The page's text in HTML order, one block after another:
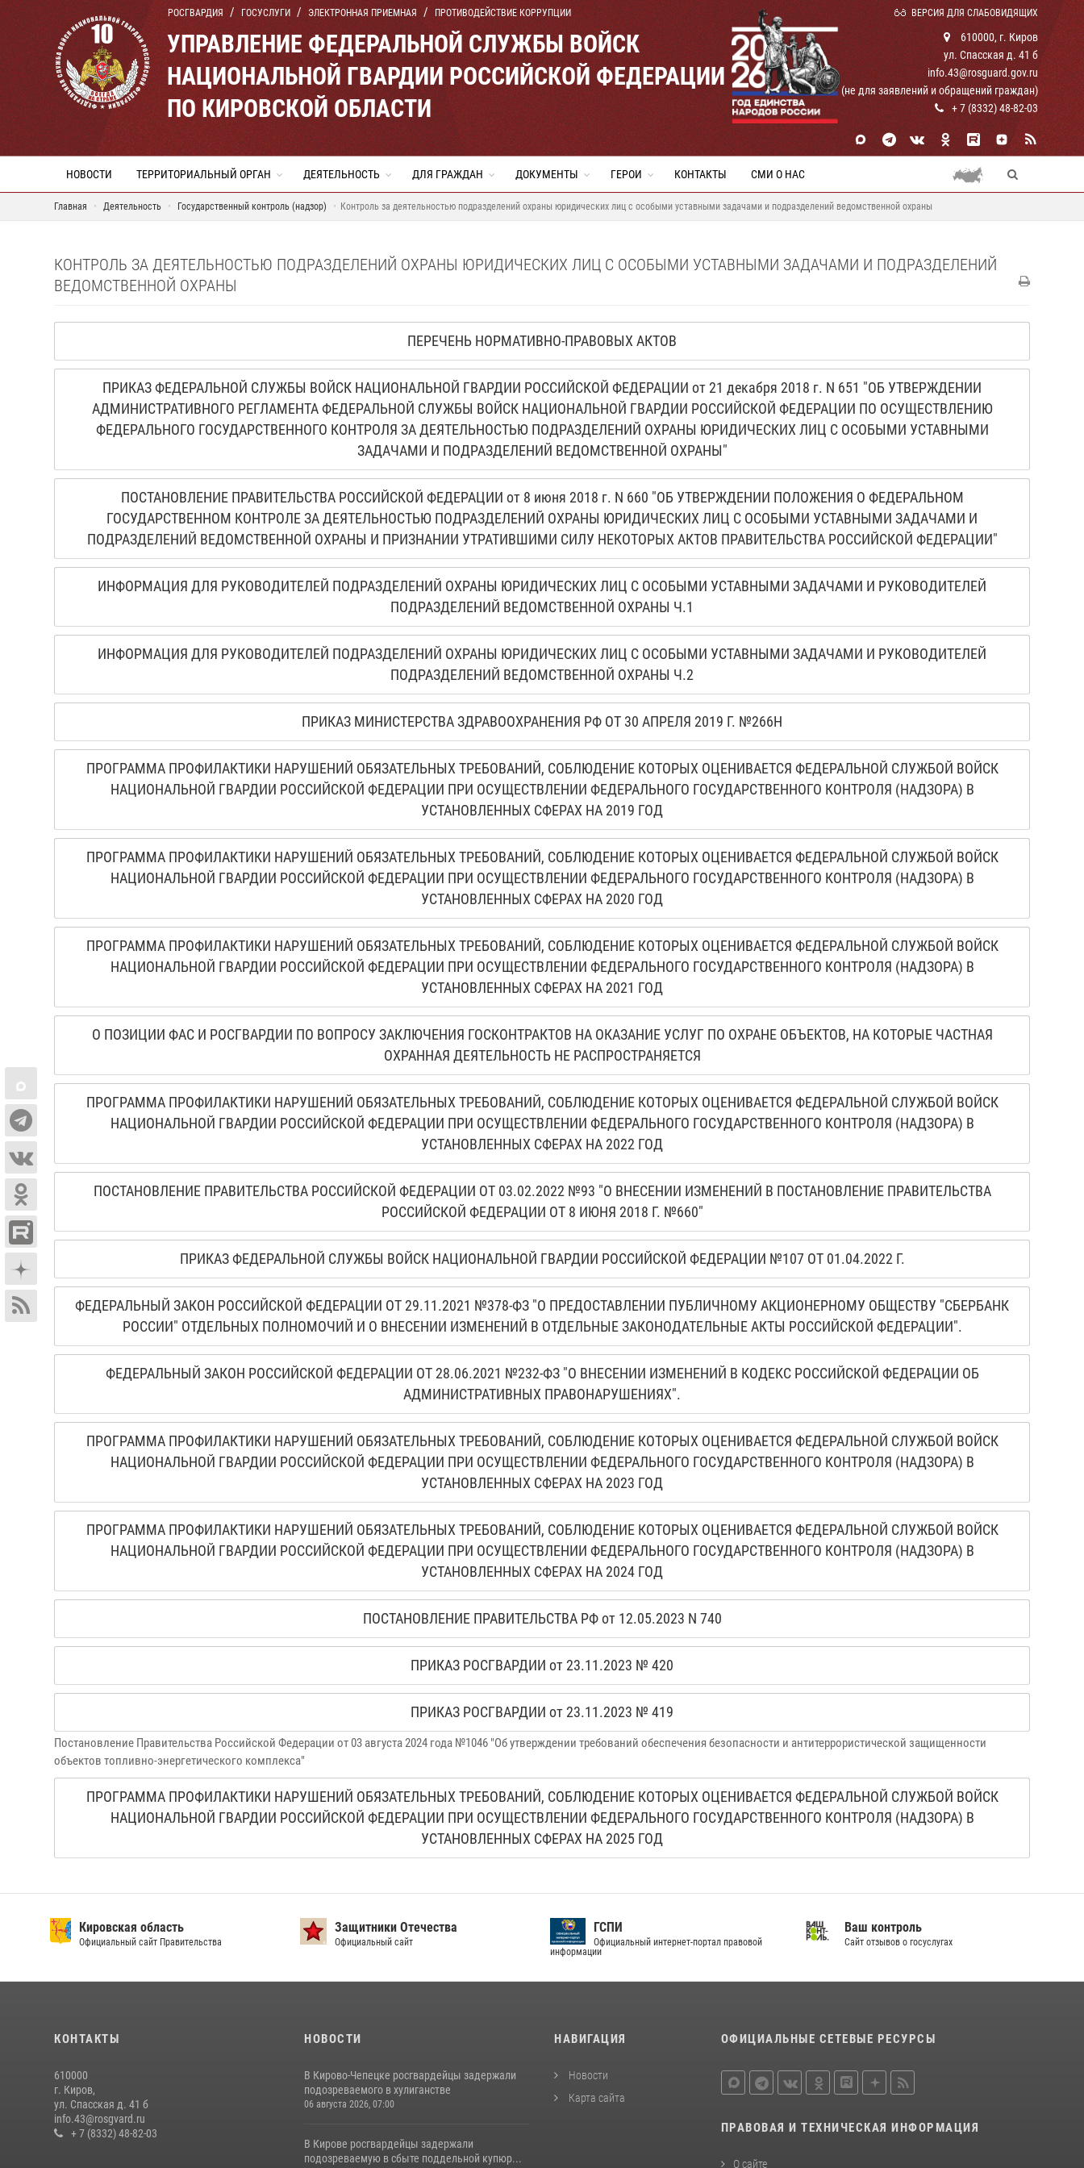
РОСГВАРДИЯ ГОСУСЛУГИ ЭЛЕКТРОННАЯ ПРИЕМНАЯ ПРОТИВОДЕЙСТВИЕ КОРРУПЦИИ ВЕРСИЯ ДЛЯ СЛАБОВИДЯЩИХ
УПРАВЛЕНИЕ ФЕДЕРАЛЬНОЙ СЛУЖБЫ ВОЙСК
НАЦИОНАЛЬНОЙ ГВАРДИИ РОССИЙСКОЙ ФЕДЕРАЦИИ
ПО КИРОВСКОЙ ОБЛАСТИ
610000, г. Киров
ул. Спасская д. 41 б
info.43@rosguard.gov.ru
(не для заявлений и обращений граждан)
+ 7 (8332) 48-82-03
НОВОСТИ ТЕРРИТОРИАЛЬНЫЙ ОРГАН ДЕЯТЕЛЬНОСТЬ ДЛЯ ГРАЖДАН ДОКУМЕНТЫ ГЕРОИ КОНТАКТЫ СМИ О НАС
Главная Деятельность Государственный контроль (надзор) Контроль за деятельностью подразделений охраны юридических лиц с особыми уставными задачами и подразделений ведомственной охраны
КОНТРОЛЬ ЗА ДЕЯТЕЛЬНОСТЬЮ ПОДРАЗДЕЛЕНИЙ ОХРАНЫ ЮРИДИЧЕСКИХ ЛИЦ С ОСОБЫМИ УСТАВНЫМИ ЗАДАЧАМИ И ПОДРАЗДЕЛЕНИЙ
ВЕДОМСТВЕННОЙ ОХРАНЫ
ПЕРЕЧЕНЬ НОРМАТИВНО-ПРАВОВЫХ АКТОВ
ПРИКАЗ ФЕДЕРАЛЬНОЙ СЛУЖБЫ ВОЙСК НАЦИОНАЛЬНОЙ ГВАРДИИ РОССИЙСКОЙ ФЕДЕРАЦИИ от 21 декабря 2018 г. N 651 "ОБ УТВЕРЖДЕНИИ
АДМИНИСТРАТИВНОГО РЕГЛАМЕНТА ФЕДЕРАЛЬНОЙ СЛУЖБЫ ВОЙСК НАЦИОНАЛЬНОЙ ГВАРДИИ РОССИЙСКОЙ ФЕДЕРАЦИИ ПО ОСУЩЕСТВЛЕНИЮ
ФЕДЕРАЛЬНОГО ГОСУДАРСТВЕННОГО КОНТРОЛЯ ЗА ДЕЯТЕЛЬНОСТЬЮ ПОДРАЗДЕЛЕНИЙ ОХРАНЫ ЮРИДИЧЕСКИХ ЛИЦ С ОСОБЫМИ УСТАВНЫМИ
ЗАДАЧАМИ И ПОДРАЗДЕЛЕНИЙ ВЕДОМСТВЕННОЙ ОХРАНЫ"
ПОСТАНОВЛЕНИЕ ПРАВИТЕЛЬСТВА РОССИЙСКОЙ ФЕДЕРАЦИИ от 8 июня 2018 г. N 660 "ОБ УТВЕРЖДЕНИИ ПОЛОЖЕНИЯ О ФЕДЕРАЛЬНОМ
ГОСУДАРСТВЕННОМ КОНТРОЛЕ ЗА ДЕЯТЕЛЬНОСТЬЮ ПОДРАЗДЕЛЕНИЙ ОХРАНЫ ЮРИДИЧЕСКИХ ЛИЦ С ОСОБЫМИ УСТАВНЫМИ ЗАДАЧАМИ И
ПОДРАЗДЕЛЕНИЙ ВЕДОМСТВЕННОЙ ОХРАНЫ И ПРИЗНАНИИ УТРАТИВШИМИ СИЛУ НЕКОТОРЫХ АКТОВ ПРАВИТЕЛЬСТВА РОССИЙСКОЙ ФЕДЕРАЦИИ"
ИНФОРМАЦИЯ ДЛЯ РУКОВОДИТЕЛЕЙ ПОДРАЗДЕЛЕНИЙ ОХРАНЫ ЮРИДИЧЕСКИХ ЛИЦ С ОСОБЫМИ УСТАВНЫМИ ЗАДАЧАМИ И РУКОВОДИТЕЛЕЙ
ПОДРАЗДЕЛЕНИЙ ВЕДОМСТВЕННОЙ ОХРАНЫ Ч.1
ИНФОРМАЦИЯ ДЛЯ РУКОВОДИТЕЛЕЙ ПОДРАЗДЕЛЕНИЙ ОХРАНЫ ЮРИДИЧЕСКИХ ЛИЦ С ОСОБЫМИ УСТАВНЫМИ ЗАДАЧАМИ И РУКОВОДИТЕЛЕЙ
ПОДРАЗДЕЛЕНИЙ ВЕДОМСТВЕННОЙ ОХРАНЫ Ч.2
ПРИКАЗ МИНИСТЕРСТВА ЗДРАВООХРАНЕНИЯ РФ ОТ 30 АПРЕЛЯ 2019 Г. №266Н
ПРОГРАММА ПРОФИЛАКТИКИ НАРУШЕНИЙ ОБЯЗАТЕЛЬНЫХ ТРЕБОВАНИЙ, СОБЛЮДЕНИЕ КОТОРЫХ ОЦЕНИВАЕТСЯ ФЕДЕРАЛЬНОЙ СЛУЖБОЙ ВОЙСК
НАЦИОНАЛЬНОЙ ГВАРДИИ РОССИЙСКОЙ ФЕДЕРАЦИИ ПРИ ОСУЩЕСТВЛЕНИИ ФЕДЕРАЛЬНОГО ГОСУДАРСТВЕННОГО КОНТРОЛЯ (НАДЗОРА) В
УСТАНОВЛЕННЫХ СФЕРАХ НА 2019 ГОД
ПРОГРАММА ПРОФИЛАКТИКИ НАРУШЕНИЙ ОБЯЗАТЕЛЬНЫХ ТРЕБОВАНИЙ, СОБЛЮДЕНИЕ КОТОРЫХ ОЦЕНИВАЕТСЯ ФЕДЕРАЛЬНОЙ СЛУЖБОЙ ВОЙСК
НАЦИОНАЛЬНОЙ ГВАРДИИ РОССИЙСКОЙ ФЕДЕРАЦИИ ПРИ ОСУЩЕСТВЛЕНИИ ФЕДЕРАЛЬНОГО ГОСУДАРСТВЕННОГО КОНТРОЛЯ (НАДЗОРА) В
УСТАНОВЛЕННЫХ СФЕРАХ НА 2020 ГОД
ПРОГРАММА ПРОФИЛАКТИКИ НАРУШЕНИЙ ОБЯЗАТЕЛЬНЫХ ТРЕБОВАНИЙ, СОБЛЮДЕНИЕ КОТОРЫХ ОЦЕНИВАЕТСЯ ФЕДЕРАЛЬНОЙ СЛУЖБОЙ ВОЙСК
НАЦИОНАЛЬНОЙ ГВАРДИИ РОССИЙСКОЙ ФЕДЕРАЦИИ ПРИ ОСУЩЕСТВЛЕНИИ ФЕДЕРАЛЬНОГО ГОСУДАРСТВЕННОГО КОНТРОЛЯ (НАДЗОРА) В
УСТАНОВЛЕННЫХ СФЕРАХ НА 2021 ГОД
О ПОЗИЦИИ ФАС И РОСГВАРДИИ ПО ВОПРОСУ ЗАКЛЮЧЕНИЯ ГОСКОНТРАКТОВ НА ОКАЗАНИЕ УСЛУГ ПО ОХРАНЕ ОБЪЕКТОВ, НА КОТОРЫЕ ЧАСТНАЯ
ОХРАННАЯ ДЕЯТЕЛЬНОСТЬ НЕ РАСПРОСТРАНЯЕТСЯ
ПРОГРАММА ПРОФИЛАКТИКИ НАРУШЕНИЙ ОБЯЗАТЕЛЬНЫХ ТРЕБОВАНИЙ, СОБЛЮДЕНИЕ КОТОРЫХ ОЦЕНИВАЕТСЯ ФЕДЕРАЛЬНОЙ СЛУЖБОЙ ВОЙСК
НАЦИОНАЛЬНОЙ ГВАРДИИ РОССИЙСКОЙ ФЕДЕРАЦИИ ПРИ ОСУЩЕСТВЛЕНИИ ФЕДЕРАЛЬНОГО ГОСУДАРСТВЕННОГО КОНТРОЛЯ (НАДЗОРА) В
УСТАНОВЛЕННЫХ СФЕРАХ НА 2022 ГОД
ПОСТАНОВЛЕНИЕ ПРАВИТЕЛЬСТВА РОССИЙСКОЙ ФЕДЕРАЦИИ ОТ 03.02.2022 №93 "О ВНЕСЕНИИ ИЗМЕНЕНИЙ В ПОСТАНОВЛЕНИЕ ПРАВИТЕЛЬСТВА
РОССИЙСКОЙ ФЕДЕРАЦИИ ОТ 8 ИЮНЯ 2018 Г. №660"
ПРИКАЗ ФЕДЕРАЛЬНОЙ СЛУЖБЫ ВОЙСК НАЦИОНАЛЬНОЙ ГВАРДИИ РОССИЙСКОЙ ФЕДЕРАЦИИ №107 ОТ 01.04.2022 Г.
ФЕДЕРАЛЬНЫЙ ЗАКОН РОССИЙСКОЙ ФЕДЕРАЦИИ ОТ 29.11.2021 №378-ФЗ "О ПРЕДОСТАВЛЕНИИ ПУБЛИЧНОМУ АКЦИОНЕРНОМУ ОБЩЕСТВУ "СБЕРБАНК
РОССИИ" ОТДЕЛЬНЫХ ПОЛНОМОЧИЙ И О ВНЕСЕНИИ ИЗМЕНЕНИЙ В ОТДЕЛЬНЫЕ ЗАКОНОДАТЕЛЬНЫЕ АКТЫ РОССИЙСКОЙ ФЕДЕРАЦИИ".
ФЕДЕРАЛЬНЫЙ ЗАКОН РОССИЙСКОЙ ФЕДЕРАЦИИ ОТ 28.06.2021 №232-ФЗ "О ВНЕСЕНИИ ИЗМЕНЕНИЙ В КОДЕКС РОССИЙСКОЙ ФЕДЕРАЦИИ ОБ
АДМИНИСТРАТИВНЫХ ПРАВОНАРУШЕНИЯХ".
ПРОГРАММА ПРОФИЛАКТИКИ НАРУШЕНИЙ ОБЯЗАТЕЛЬНЫХ ТРЕБОВАНИЙ, СОБЛЮДЕНИЕ КОТОРЫХ ОЦЕНИВАЕТСЯ ФЕДЕРАЛЬНОЙ СЛУЖБОЙ ВОЙСК
НАЦИОНАЛЬНОЙ ГВАРДИИ РОССИЙСКОЙ ФЕДЕРАЦИИ ПРИ ОСУЩЕСТВЛЕНИИ ФЕДЕРАЛЬНОГО ГОСУДАРСТВЕННОГО КОНТРОЛЯ (НАДЗОРА) В
УСТАНОВЛЕННЫХ СФЕРАХ НА 2023 ГОД
ПРОГРАММА ПРОФИЛАКТИКИ НАРУШЕНИЙ ОБЯЗАТЕЛЬНЫХ ТРЕБОВАНИЙ, СОБЛЮДЕНИЕ КОТОРЫХ ОЦЕНИВАЕТСЯ ФЕДЕРАЛЬНОЙ СЛУЖБОЙ ВОЙСК
НАЦИОНАЛЬНОЙ ГВАРДИИ РОССИЙСКОЙ ФЕДЕРАЦИИ ПРИ ОСУЩЕСТВЛЕНИИ ФЕДЕРАЛЬНОГО ГОСУДАРСТВЕННОГО КОНТРОЛЯ (НАДЗОРА) В
УСТАНОВЛЕННЫХ СФЕРАХ НА 2024 ГОД
ПОСТАНОВЛЕНИЕ ПРАВИТЕЛЬСТВА РФ от 12.05.2023 N 740
ПРИКАЗ РОСГВАРДИИ от 23.11.2023 № 420
ПРИКАЗ РОСГВАРДИИ от 23.11.2023 № 419
Постановление Правительства Российской Федерации от 03 августа 2024 года №1046 "Об утверждении требований обеспечения безопасности и антитеррористической защищенности
объектов топливно-энергетического комплекса"
ПРОГРАММА ПРОФИЛАКТИКИ НАРУШЕНИЙ ОБЯЗАТЕЛЬНЫХ ТРЕБОВАНИЙ, СОБЛЮДЕНИЕ КОТОРЫХ ОЦЕНИВАЕТСЯ ФЕДЕРАЛЬНОЙ СЛУЖБОЙ ВОЙСК
НАЦИОНАЛЬНОЙ ГВАРДИИ РОССИЙСКОЙ ФЕДЕРАЦИИ ПРИ ОСУЩЕСТВЛЕНИИ ФЕДЕРАЛЬНОГО ГОСУДАРСТВЕННОГО КОНТРОЛЯ (НАДЗОРА) В
УСТАНОВЛЕННЫХ СФЕРАХ НА 2025 ГОД
Кировская область
Официальный сайт Правительства
Защитники Отечества
Официальный сайт
ГСПИ
Официальный интернет-портал правовой
информации
Ваш контроль
Сайт отзывов о госуслугах
КОНТАКТЫ
610000
г. Киров,
ул. Спасская д. 41 б
info.43@rosgvard.ru
+ 7 (8332) 48-82-03
НОВОСТИ
В Кирово-Чепецке росгвардейцы задержали
подозреваемого в хулиганстве
06 августа 2026, 07:00
В Кирове росгвардейцы задержали
подозреваемую в сбыте поддельной купюр...
НАВИГАЦИЯ
Новости
Карта сайта
ОФИЦИАЛЬНЫЕ СЕТЕВЫЕ РЕСУРСЫ
ПРАВОВАЯ И ТЕХНИЧЕСКАЯ ИНФОРМАЦИЯ
О сайте